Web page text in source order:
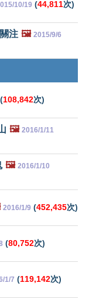
10/19 (44,811次)
注 🖼️ 2015/9/6
(108,842次)
🖼️ 2016/1/11
🖼️ 2016/1/10
2016/1/9 (452,435次)
(80,752次)
1/7 (119,142次)